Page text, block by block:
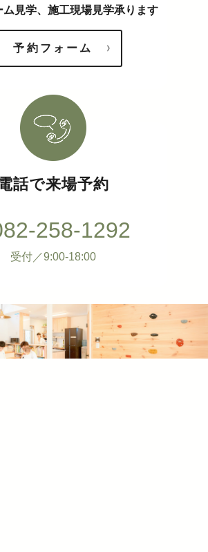
ム見学、施工現場見学承ります
予約フォーム
話で来場予約
258-1292
受付／9:00-18:00